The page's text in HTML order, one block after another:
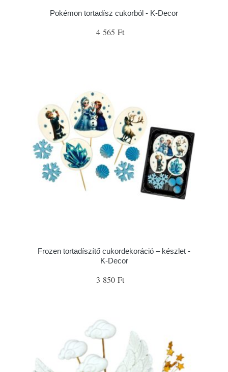
Pokémon tortadísz cukorból - K-Decor
4 565 Ft
Frozen tortadíszítő cukordekoráció – készlet -
K-Decor
3 850 Ft